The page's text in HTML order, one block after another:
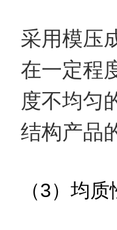
采用模压
在一定程
度不均匀
结构产品
（3）均质